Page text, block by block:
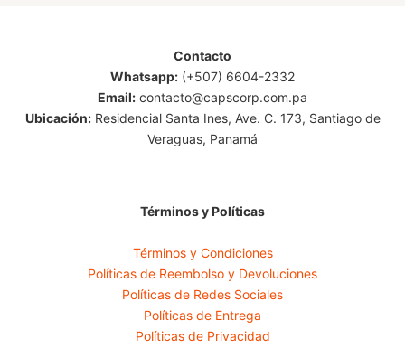
Contacto
Whatsapp: (+507) 6604-2332
Email: contacto@capscorp.com.pa
Ubicación:Residencial Santa Ines, Ave. C. 173, Santiago de
Veraguas, Panamá
Términos y Políticas
Términos y Condiciones
Políticas de Reembolso y Devoluciones
Políticas de Redes Sociales
Políticas de Entrega
Políticas de Privacidad